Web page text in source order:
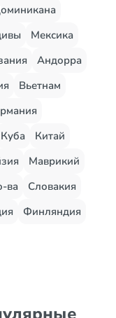
Мексика
Андорра
Вьетнам
Куба
Китай
Маврикий
ва
Словакия
Финляндия